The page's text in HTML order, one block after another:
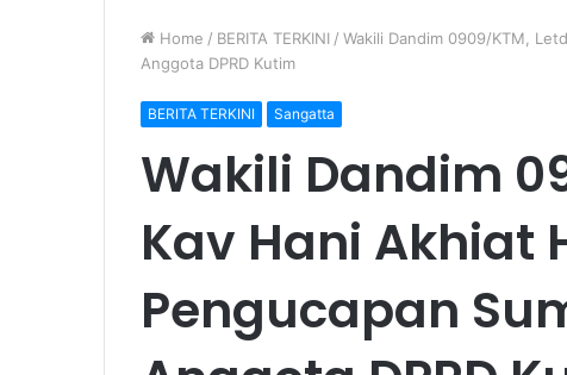
Home / BERITA TERKINI / Wakili Dandim 0909/KTM,
Anggota DPRD Kutim
BERITA TERKINI Sangatta
Wakili Dandim
Kav Hani Akhiat
Pengucapan